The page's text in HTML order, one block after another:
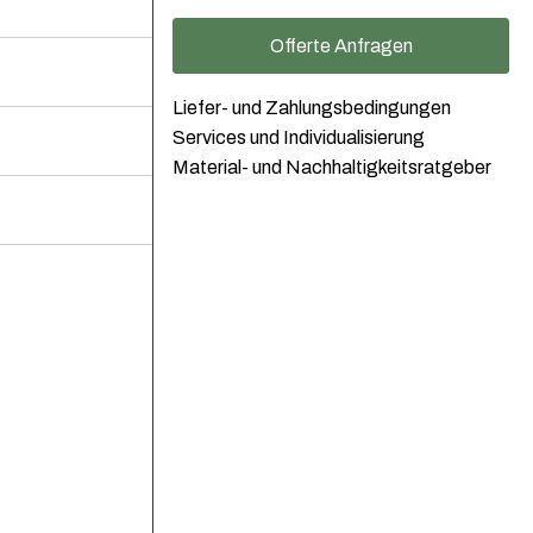
Offerte Anfragen
Liefer- und Zahlungsbedingungen
Services und Individualisierung
Material- und Nachhaltigkeitsratgeber